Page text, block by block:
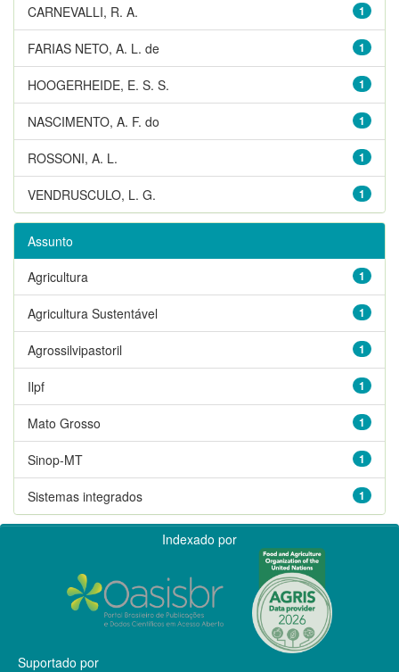
1
CARNEVALLI, R. A.
1
FARIAS NETO, A. L. de
1
HOOGERHEIDE, E. S. S.
1
NASCIMENTO, A. F. do
1
ROSSONI, A. L.
1
VENDRUSCULO, L. G.
Assunto
1
Agricultura
1
Agricultura Sustentável
1
Agrossilvipastoril
1
Ilpf
1
Mato Grosso
1
Sinop-MT
1
Sistemas integrados
Indexado por
Suportado por